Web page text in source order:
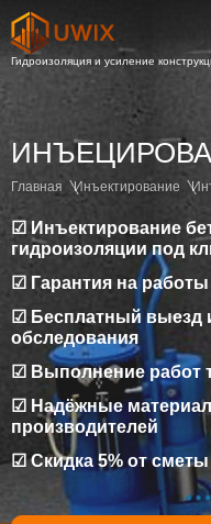
Главная Инъектирование
☑ Инъектирование
гидроизоляции под
☑ Гарантия на
☑ Бесплатный выезд
обследования
☑ Выполнение работ
☑ Надёжные
производителей
☑ Скидка 5% от сметы